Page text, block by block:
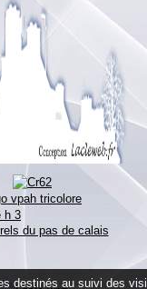
destinés au suivi des